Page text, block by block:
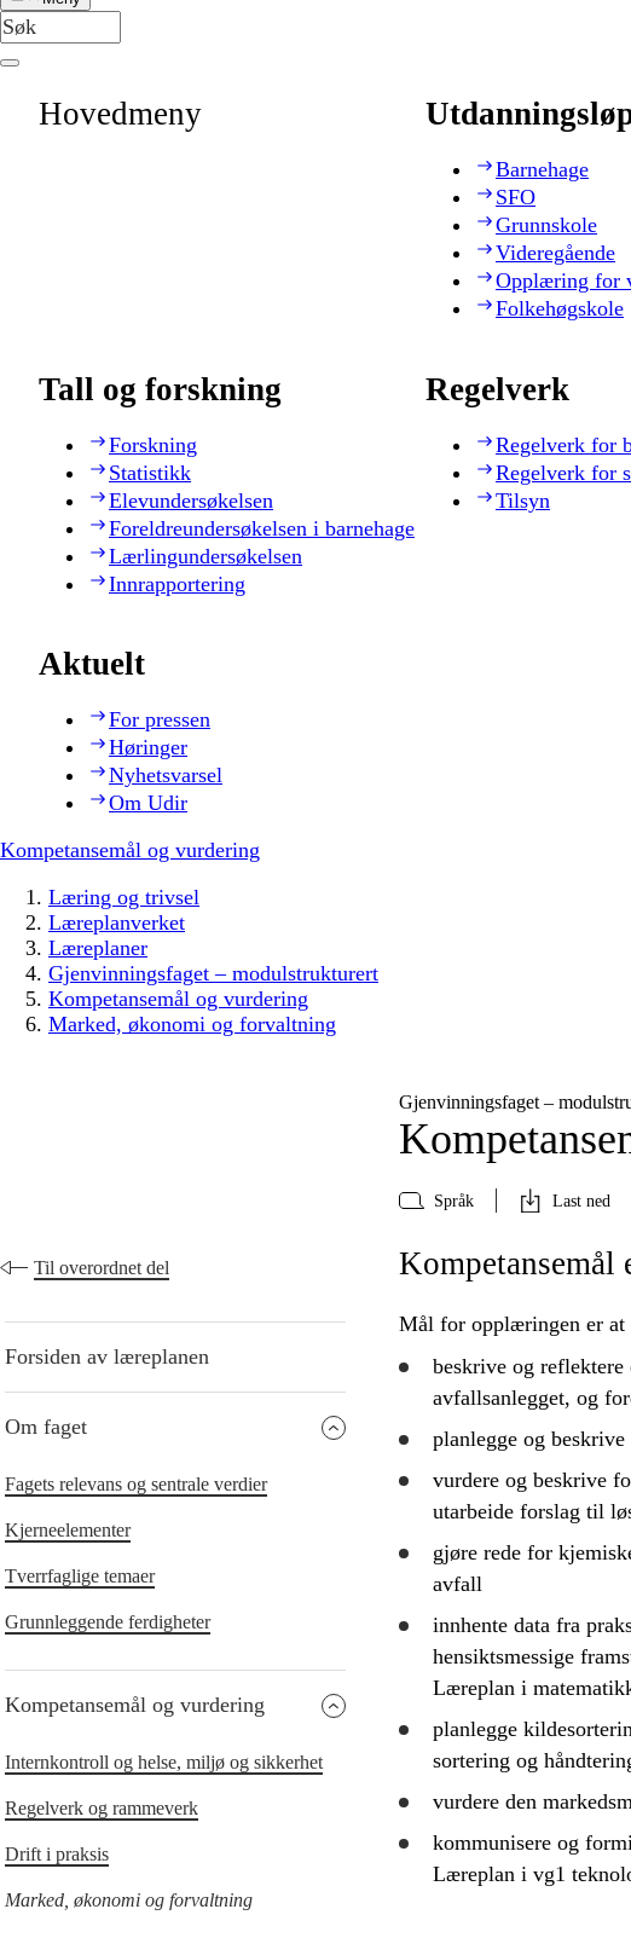
Hovedmeny
Barnehage
SFO
Grunnskole
Videregående
Opplæring for
Folkehøgskole
Tall og forskning
Forskning
Statistikk
Elevundersøkelsen
Foreldreundersøkelsen i barnehage
Lærlingundersøkelsen
Innrapportering
Regelverk
Regelverk for
Regelverk for
Tilsyn
Aktuelt
For pressen
Høringer
Nyhetsvarsel
Om Udir
Kompetansemål og vurdering
Læring og trivsel
Læreplanverket
Læreplaner
Gjenvinningsfaget – modulstrukturert
Kompetansemål og vurdering
Marked, økonomi og forvaltning
Gjenvinningsfaget –
Språk Last ned
Til overordnet del
Forsiden av læreplanen
Om faget
Fagets relevans og sentrale verdier
Kjerneelementer
Tverrfaglige temaer
Grunnleggende ferdigheter
Kompetansemål og vurdering
Internkontroll og helse, miljø og sikkerhet
Regelverk og rammeverk
Drift i praksis
Marked, økonomi og forvaltning
Mål for opplæringen er
beskriveog reflektere
avfallsanlegget, og
planleggeog beskrive
vurdereog beskrive
utarbeide forslag til
gjøre rede for
avfall
innhente data fra
hensiktsmessige
Læreplan i
planlegge
sortering og
vurdereden
kommunisere og
Læreplan i vg1